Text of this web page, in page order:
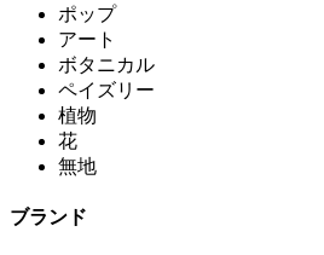
ポップ
アート
ボタニカル
ペイズリー
植物
花
無地
ブランド